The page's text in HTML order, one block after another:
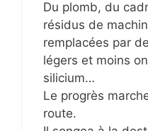
Du plomb, du
résidus de
remplacées par
légers et moins
silicium…
Le progrès
route.